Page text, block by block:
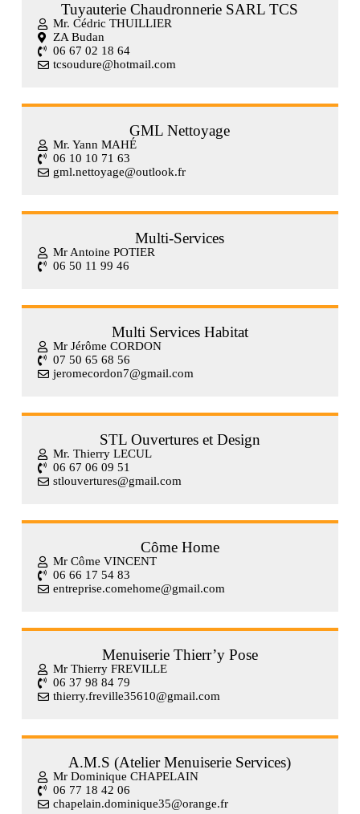
Tuyauterie Chaudronnerie SARL TCS
Mr. Cédric THUILLIER
ZA Budan
06 67 02 18 64
tcsoudure@hotmail.com
GML Nettoyage
Mr. Yann MAHÉ
06 10 10 71 63
gml.nettoyage@outlook.fr
Multi-Services
Mr Antoine POTIER
06 50 11 99 46
Multi Services Habitat
Mr Jérôme CORDON
07 50 65 68 56
jeromecordon7@gmail.com
STL Ouvertures et Design
Mr. Thierry LECUL
06 67 06 09 51
stlouvertures@gmail.com
Côme Home
Mr Côme VINCENT
06 66 17 54 83
entreprise.comehome@gmail.com
Menuiserie Thierr’y Pose
Mr Thierry FREVILLE
06 37 98 84 79
thierry.freville35610@gmail.com
A.M.S (Atelier Menuiserie Services)
Mr Dominique CHAPELAIN
06 77 18 42 06
chapelain.dominique35@orange.fr